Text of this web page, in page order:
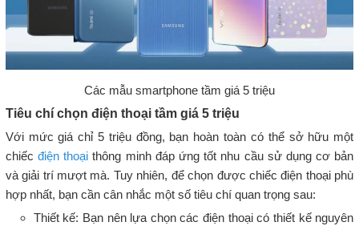
Các mẫu smartphone tầm giá 5 triệu
Tiêu chí chọn điện thoại tầm giá 5 triệu
Với mức giá chỉ 5 triệu đồng, bạn hoàn toàn có thể sở hữu một
chiếc điện thoạithông minh đáp ứng tốt nhu cầu sử dụng cơ bản
và giải trí mượt mà. Tuy nhiên, để chọn được chiếc điện thoại phù
hợp nhất, bạn cần cân nhắc một số tiêu chí quan trọng sau:
Thiết kế: Bạn nên lựa chọn các điện thoại có thiết kế nguyên